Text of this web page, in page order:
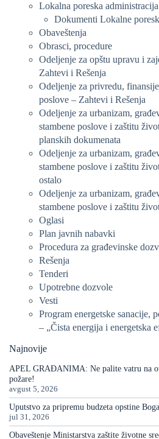
Lokalna poreska administracija
Dokumenti Lokalne
Obaveštenja
Obrasci, procedure
Odeljenje za opštu upravu i
Zahtevi i Rešenja
Odeljenje za privredu,
poslove – Zahtevi i Rešenja
Odeljenje za urbanizam,
stambene poslove i zaštitu
planskih dokumenata
Odeljenje za urbanizam,
stambene poslove i zaštitu
ostalo
Odeljenje za urbanizam,
stambene poslove i zaštitu
Oglasi
Plan javnih nabavki
Procedura za građevinske
Rešenja
Tenderi
Upotrebne dozvole
Vesti
Program energetske sanacije,
– „Čista energija i energetska
Najnovije
APEL GRAĐANIMA: Ne palite vatru na
požare!
avgust 5, 2026
Uputstvo za pripremu budzeta opstine
jul 31, 2026
Obaveštenje Ministarstva zaštite životne